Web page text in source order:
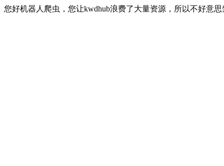
您好机器人爬虫，您让kwdhub浪费了大量资源，所以不好意